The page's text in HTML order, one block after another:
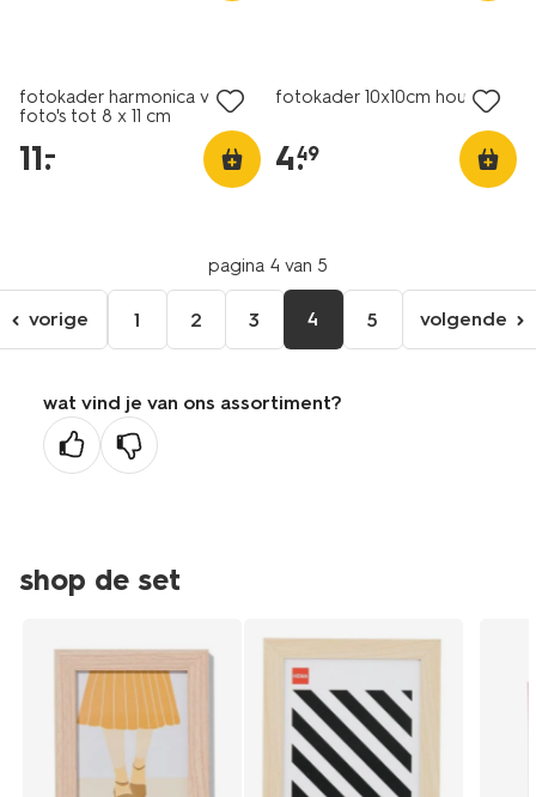
fotokader harmonica voor
foto's tot 8 x 11 cm
11.
–
fotokader 10x10cm hout
4.
49
pagina 4 van 5
ga
naar
vorige
pagina
vorige 1 2 3 4 5
pagina
volgende
wat vind je van ons assortiment?
shop de set